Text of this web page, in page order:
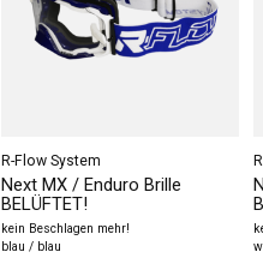
R-Flow System
Next MX / Enduro Brille
BELÜFTET!
kein Beschlagen mehr!
blau / blau